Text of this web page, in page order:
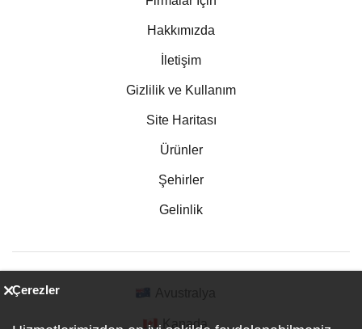
Hakkımızda
İletişim
Gizlilik ve Kullanım
Site Haritası
Ürünler
Şehirler
Gelinlik
Kanada
Çerezler